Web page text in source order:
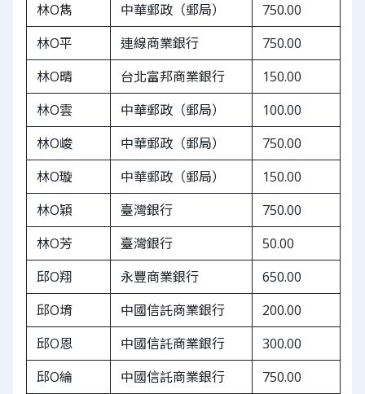
林O雋
中華郵政（郵局）
750.00
林O平
連線商業銀行
750.00
林O晴
台北富邦商業銀行
150.00
林O雲
中華郵政（郵局）
100.00
林O峻
中華郵政（郵局）
750.00
林O璇
中華郵政（郵局）
150.00
林O穎
臺灣銀行
750.00
林O芳
臺灣銀行
50.00
邱O翔
永豐商業銀行
650.00
邱O堉
中國信託商業銀行
200.00
邱O恩
中國信託商業銀行
300.00
邱O綸
中國信託商業銀行
750.00